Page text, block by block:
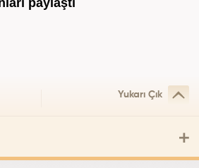
Yukarı Çık